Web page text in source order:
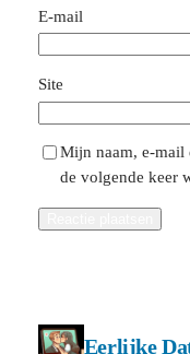
E-mail
Site
Mijn naam, e-mail
de volgende keer
Eerlijke